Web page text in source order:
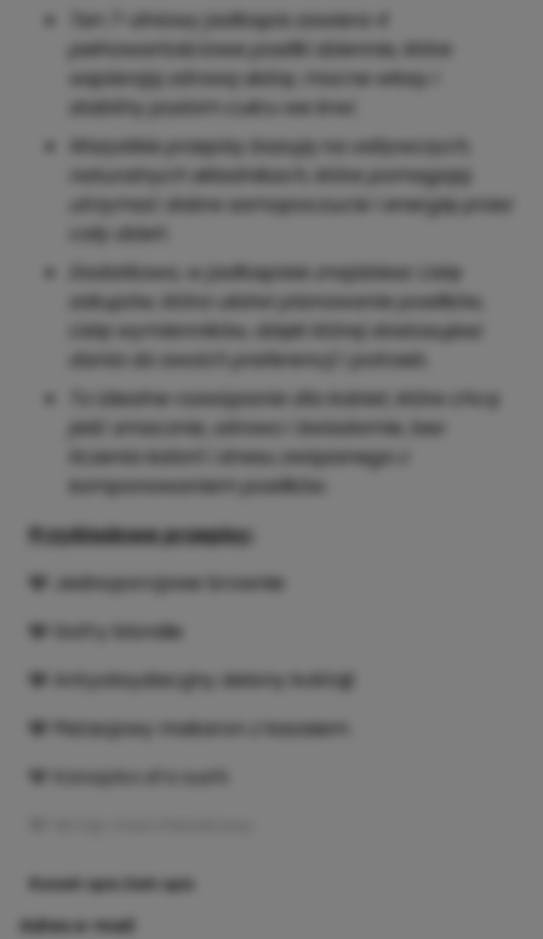
Ten 7-dniowy jadłospis zawiera 4
pełnowartościowe posiłki dziennie, które
wspierają zdrową skórę, mocne włosy i
stabilny poziom cukru we krwi.
Wszystkie przepisy bazują na odżywczych,
naturalnych składnikach, które pomagają
utrzymać dobre samopoczucie i energię przez
cały dzień.
Dodatkowo, w jadłospisie znajdziesz: Listę
zakupów, która ułatwi planowanie posiłków,
Listę wymienników, dzięki której dostosujesz
dania do swoich preferencji i potrzeb.
To idealne rozwiązanie dla kobiet, które chcą
jeść smacznie, zdrowo i świadomie, bez
liczenia kalorii i stresu związanego z
komponowaniem posiłków.
Przykładowe przepisy:
🩶 Jednoporcjowe brownie
🩶 Gofry blondie
🩶 Antyoksydacyjny zielony koktajl
🩶 Pistacjowy makaron z łososiem
🩶 Kanapka al’a sushi
Rozwiń opis Zwiń opis
Adres e-mail